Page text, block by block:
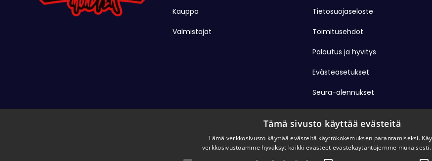
Kauppa
Valmistajat
Tietosuojaseloste
Toimitusehdot
Palautus ja hyvitys
Evästeasetukset
Seura-alennukset
Tämä sivusto käyttää evästeitä
Tämä verkkosivusto käyttää evästeitä käyttökokemuksen parantamiseksi.
verkkosivustoamme hyväksyt kaikki evästeet evästekäytäntöjemme mukaisesti.